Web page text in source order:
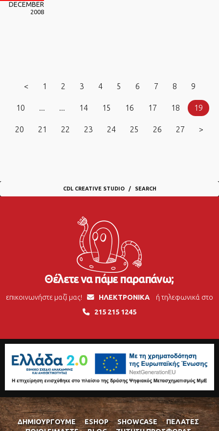
DECEMBER
2008
< 1 2 3 4 5 6 7 8 9
10 ... ... 14 15 16 17 18 19
20 21 22 23 24 25 26 27 >
CDL CREATIVE STUDIO SEARCH
Θέλετε να πάμε παραπάνω;
επικοινωνήστε μαζί μας! ΗΛΕΚΤΡΟΝΙΚΑ
ή τηλεφωνικά στο
215 215 1245
ΔΗΜΙΟΥΡΓΟΎΜΕ ESHOP SHOWCASE
ΠΕΛΆΤΕΣ